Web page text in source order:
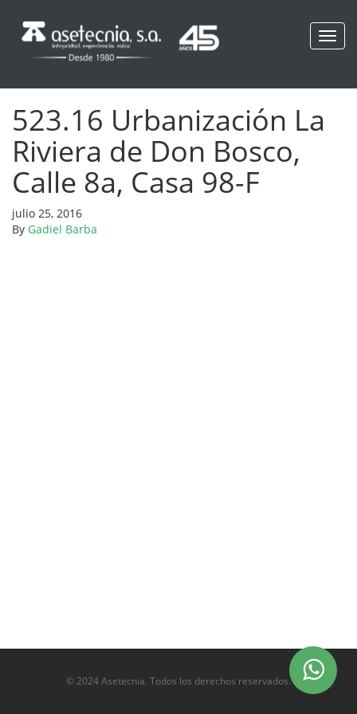
523.16 Urbanización La
Riviera de Don Bosco,
Calle 8a, Casa 98-F
julio 25, 2016
By Gadiel Barba
© 2024 Asetecnia. Todos los derechos reservados.